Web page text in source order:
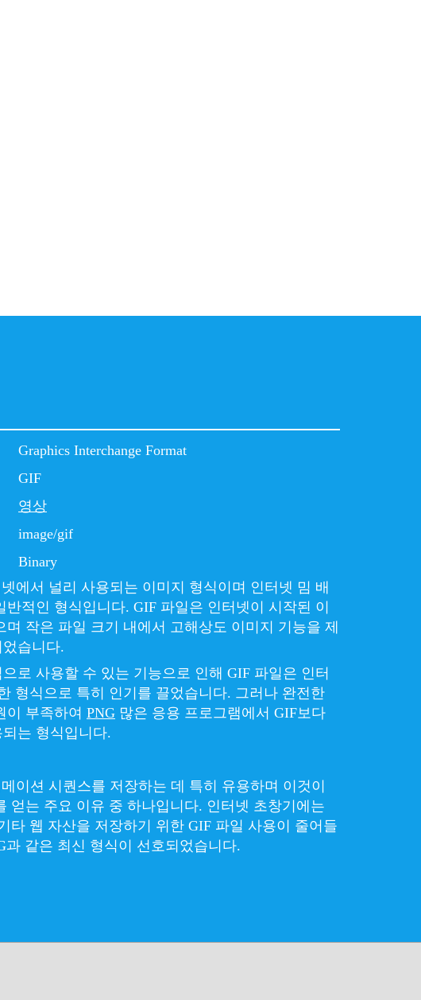
Graphics Interchange Format
GIF
영상
image/gif
Binary
에서 널리 사용되는 이미지 형식이며 인터넷 밈 배
반적인 형식입니다. GIF 파일은 인터넷이 시작된 이
며 작은 파일 크기 내에서 고해상도 이미지 기능을 제
습니다.
로 사용할 수 있는 기능으로 인해 GIF 파일은 인터
형식으로 특히 인기를 끌었습니다. 그러나 완전한
이 부족하여 PNG 많은 응용 프로그램에서 GIF보다
는 형식입니다.
이션 시퀀스를 저장하는 데 특히 유용하며 이것이
얻는 주요 이유 중 하나입니다. 인터넷 초창기에는
타 웹 자산을 저장하기 위한 GIF 파일 사용이 줄어들
과 같은 최신 형식이 선호되었습니다.